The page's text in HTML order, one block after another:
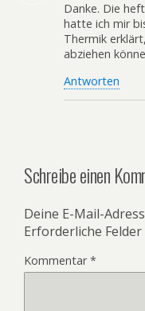
Danke. Die
hatte ich mir
Thermik
abziehen
Antworten
Schreibe einen
Deine E-Mail-
Erforderliche
Kommentar*